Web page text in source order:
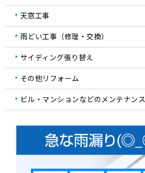
天窓工事
雨どい工事（修理・交換）
サイディング張り替え
その他リフォーム
ビル・マンションなどのメンテナンス